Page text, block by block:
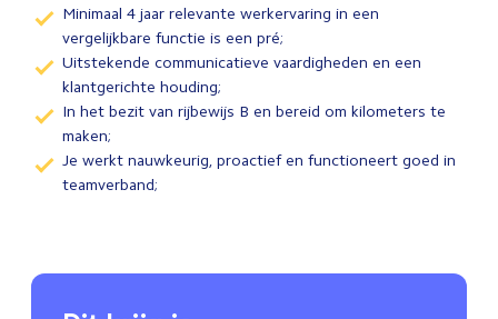
Minimaal 4 jaar relevante werkervaring in een
vergelijkbare functie is een pré;
Uitstekende communicatieve vaardigheden en een
klantgerichte houding;
In het bezit van rijbewijs B en bereid om kilometers te
maken;
Je werkt nauwkeurig, proactief en functioneert goed in
teamverband;